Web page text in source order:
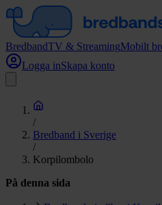
BredbandTV & StreamingMobilt
Logga inSkapa konto
/
Bredband i Sverige
/
Korpilombolo
På denna sida